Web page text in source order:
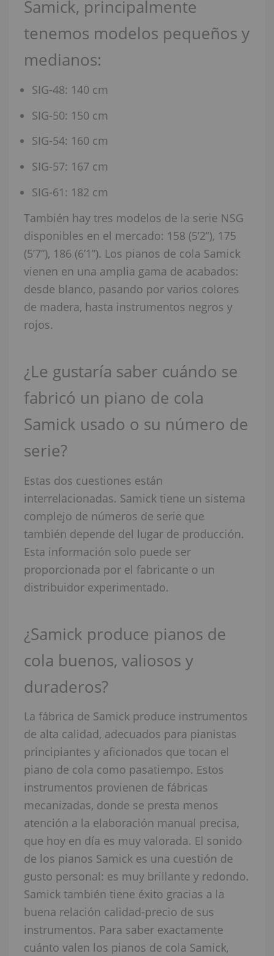
Samick, principalmente
tenemos modelos pequeños y
medianos:
SIG-48: 140 cm
SIG-50: 150 cm
SIG-54: 160 cm
SIG-57: 167 cm
SIG-61: 182 cm
También hay tres modelos de la serie NSG
disponibles en el mercado: 158 (5’2”), 175
(5’7”), 186 (6’1”). Los pianos de cola Samick
vienen en una amplia gama de acabados:
desde blanco, pasando por varios colores
de madera, hasta instrumentos negros y
rojos.
¿Le gustaría saber cuándo se
fabricó un piano de cola
Samick usado o su número de
serie?
Estas dos cuestiones están
interrelacionadas. Samick tiene un sistema
complejo de números de serie que
también depende del lugar de producción.
Esta información solo puede ser
proporcionada por el fabricante o un
distribuidor experimentado.
¿Samick produce pianos de
cola buenos, valiosos y
duraderos?
La fábrica de Samick produce instrumentos
de alta calidad, adecuados para pianistas
principiantes y aficionados que tocan el
piano de cola como pasatiempo. Estos
instrumentos provienen de fábricas
mecanizadas, donde se presta menos
atención a la elaboración manual precisa,
que hoy en día es muy valorada. El sonido
de los pianos Samick es una cuestión de
gusto personal: es muy brillante y redondo.
Samick también tiene éxito gracias a la
buena relación calidad-precio de sus
instrumentos. Para saber exactamente
cuánto valen los pianos de cola Samick,